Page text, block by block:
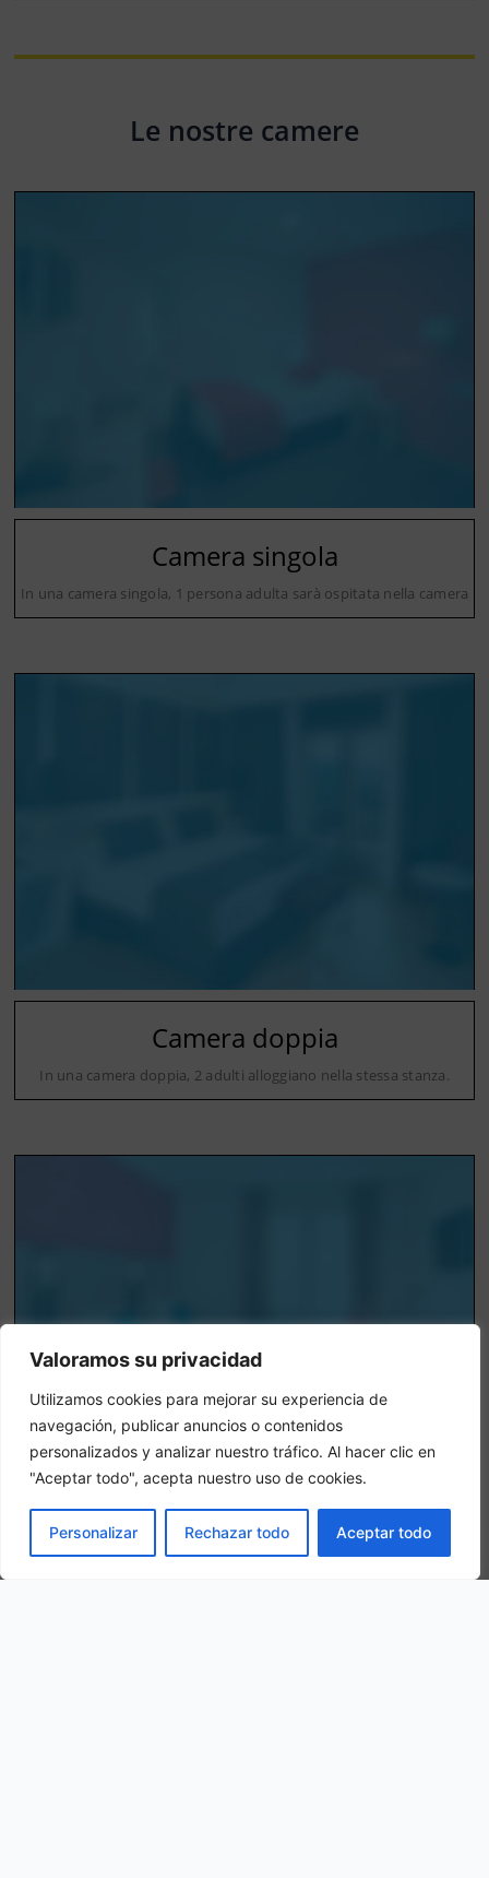
Valoramos su privacidad
Utilizamos cookies para mejorar su experiencia de
navegación, publicar anuncios o contenidos
personalizados y analizar nuestro tráfico. Al hacer clic en
"Aceptar todo", acepta nuestro uso de cookies.
Personalizar Rechazar todo Aceptar todo
Le nostre camere
Camera singola
In una camera singola, 1 persona adulta sarà ospitata nella camera
Camera doppia
In una camera doppia, 2 adulti alloggiano nella stessa stanza.
Camera tripla
In una camera tripla, 3 adulti alloggiano nella stessa stanza
PRENOTA